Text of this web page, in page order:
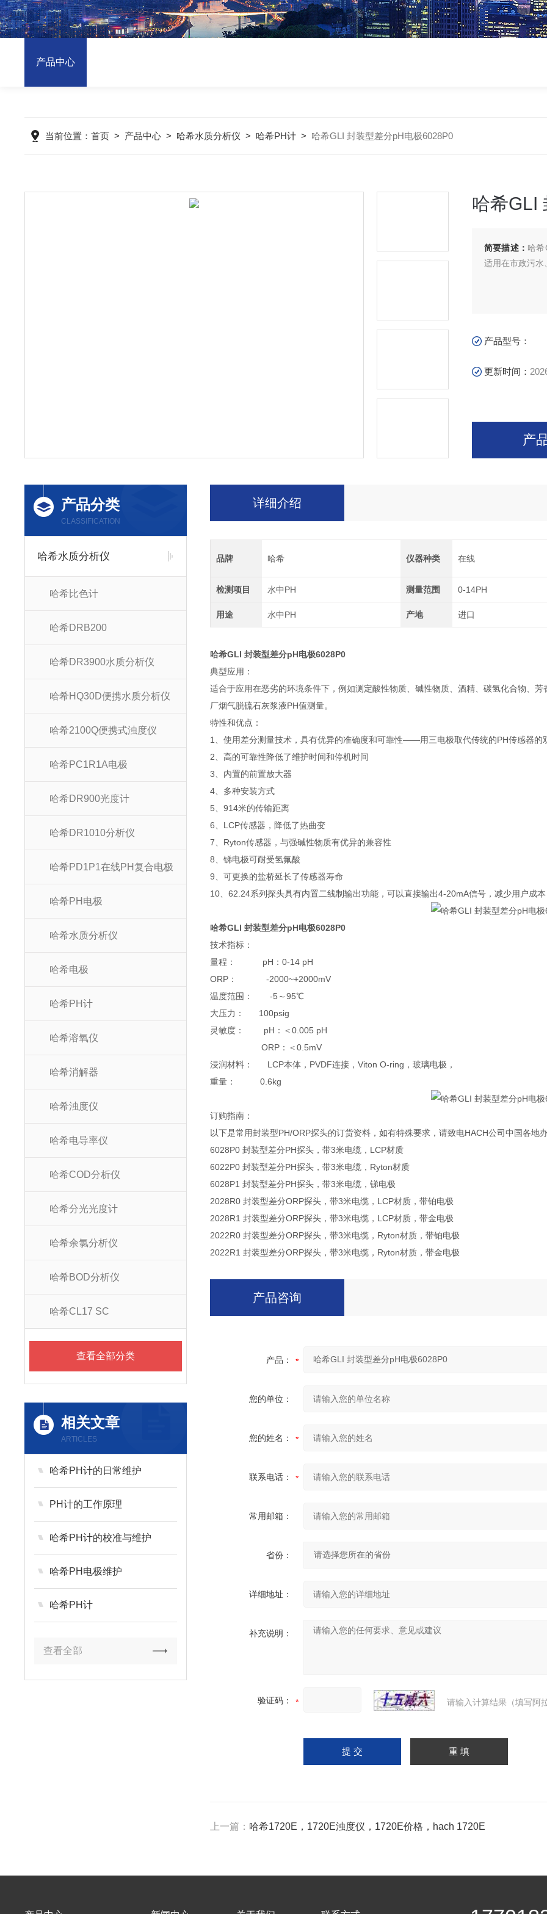
产品中心
当前位置：首页 > 产品中心 > 哈希水质分析仪 > 哈希PH计 > 哈希GLI 封装型差分pH电极6028P0
哈希GLI
简要描述： 哈
适用在市政污水
产品型号：
更新时间：
产
产品分类
CLASSIFICATION
哈希水质分析仪
哈希比色计
哈希DRB200
哈希DR3900水质分析仪
哈希HQ30D便携水质分析仪
哈希2100Q便携式浊度仪
哈希PC1R1A电极
哈希DR900光度计
哈希DR1010分析仪
哈希PD1P1在线PH复合电极
哈希PH电极
哈希水质分析仪
哈希电极
哈希PH计
哈希溶氧仪
哈希消解器
哈希浊度仪
哈希电导率仪
哈希COD分析仪
哈希分光光度计
哈希余氯分析仪
哈希BOD分析仪
哈希CL17 SC
查看全部分类
相关文章
ARTICLES
哈希PH计的日常维护
PH计的工作原理
哈希PH计的校准与维护
哈希PH电极维护
哈希PH计
查看全部
详细介绍
品牌 哈希 仪器种类 在线
检测项目 水中PH 测量范围 0-14PH
用途 水中PH 产地 进口
哈希GLI 封装型差分pH电极6028P0
典型应用：
适合于应用在恶劣的环境条件下，例如测定酸性物质、碱性物质、酒精、碳氢化合物、
厂烟气脱硫石灰浆液PH值测量。
特性和优点：
1、使用差分测量技术，具有优异的准确度和可靠性――用三电极取代传统的PH传感器的
2、高的可靠性降低了维护时间和停机时间
3、内置的前置放大器
4、多种安装方式
5、914米的传输距离
6、LCP传感器，降低了热曲变
7、Ryton传感器，与强碱性物质有优异的兼容性
8、锑电极可耐受氢氟酸
9、可更换的盐桥延长了传感器寿命
10、62.24系列探头具有内置二线制输出功能，可以直接输出4-20mA信号，减少用户成本
哈希GLI 封装型差分pH电极6028P0
技术指标：
量程： pH：0-14 pH
ORP： -2000~+2000mV
温度范围： -5～95℃
大压力： 100psig
灵敏度： pH：＜0.005 pH
ORP：＜0.5mV
浸润材料： LCP本体，PVDF连接，Viton O-ring，玻璃电极，
重量： 0.6kg
订购指南：
以下是常用封装型PH/ORP探头的订货资料，如有特殊要求，请致电HACH公司中国各地
6028P0 封装型差分PH探头，带3米电缆，LCP材质
6022P0 封装型差分PH探头，带3米电缆，Ryton材质
6028P1 封装型差分PH探头，带3米电缆，锑电极
2028R0 封装型差分ORP探头，带3米电缆，LCP材质，带铂电极
2028R1 封装型差分ORP探头，带3米电缆，LCP材质，带金电极
2022R0 封装型差分ORP探头，带3米电缆，Ryton材质，带铂电极
2022R1 封装型差分ORP探头，带3米电缆，Ryton材质，带金电极
产品咨询
产品：
您的单位：
您的姓名：
联系电话：
常用邮箱：
省份：
详细地址：
补充说明：
验证码： 请输入计算结果（填写阿
上一篇： 哈希1720E，1720E浊度仪，1720E价格，hach 1720E